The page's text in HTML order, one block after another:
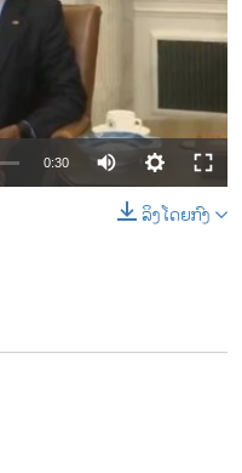
available
0:30
ລິງໂດຍກົງ